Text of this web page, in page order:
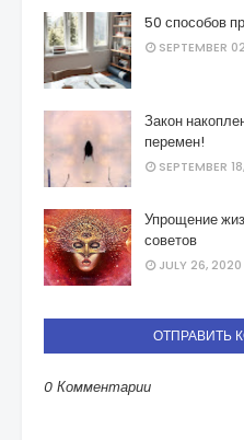
50 способов
SEPTEMBER
Закон
перемен!
SEPTEMBER
Упрощение
советов
JULY 26, 2020
ОТПРАВИТЬ
0 Комментарии